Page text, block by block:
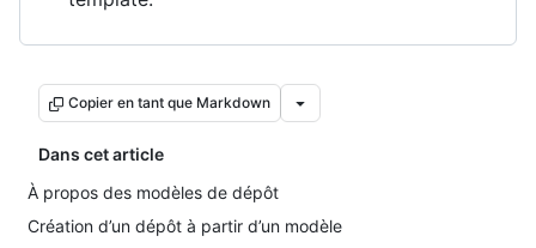
Copier en tant que Markdown
Dans cet article
À propos des modèles de dépôt
Création d’un dépôt à partir d’un modèle